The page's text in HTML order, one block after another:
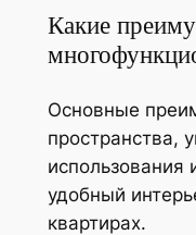
Какие
Основные
пространства,
использования
удобный
квартирах.